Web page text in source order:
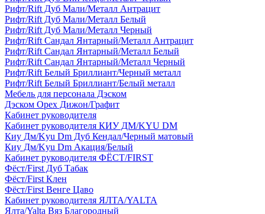
Рифт/Rift Дуб Мали/Металл Антрацит
Рифт/Rift Дуб Мали/Металл Белый
Рифт/Rift Дуб Мали/Металл Черный
Рифт/Rift Сандал Янтарный/Металл Антрацит
Рифт/Rift Сандал Янтарный/Металл Белый
Рифт/Rift Сандал Янтарный/Металл Черный
Рифт/Rift Белый Бриллиант/Черный металл
Рифт/Rift Белый Бриллиант/Белый металл
Мебель для персонала Дэском
Дэском Орех Дижон/Графит
Кабинет руководителя
Кабинет руководителя КИУ ДМ/KYU DM
Киу Дм/Kyu Dm Дуб Кендал/Черный матовый
Киу Дм/Kyu Dm Акация/Белый
Кабинет руководителя ФЁСТ/FIRST
Фёст/First Дуб Табак
Фёст/First Клен
Фёст/First Венге Цаво
Кабинет руководителя ЯЛТА/YALTA
Ялта/Yalta Вяз Благородный